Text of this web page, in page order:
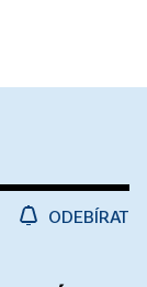
ODEBÍRAT